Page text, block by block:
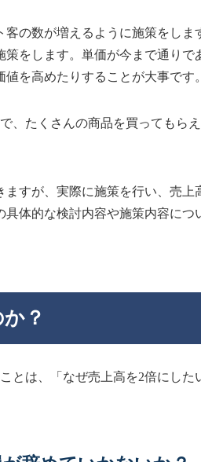
の数が増えるように施策をしま
をします。単価が今まで通りで
を高めたりすることが大事です。
、たくさんの商品を買ってもら
すが、実際に施策を行い、売上
体的な検討内容や施策内容につ
？
とは、「なぜ売上高を2倍にした